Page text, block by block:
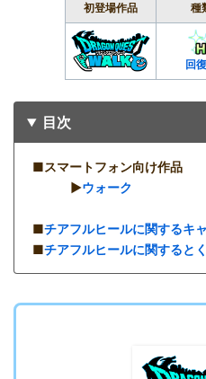
初登場作品 種
回
目次
■スマートフォン向け作品
▶︎ウォーク
■チアフルヒールに関するキ
■チアフルヒールに関すると